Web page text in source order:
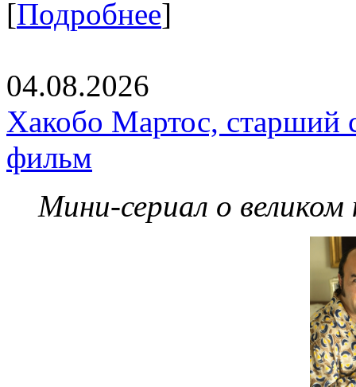
[Подробнее]
04.08.2026
Хакобо Мартос, старший
фильм
Мини-сериал о великом